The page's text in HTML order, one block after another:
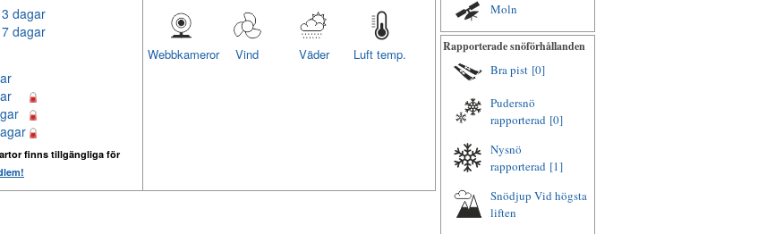
3 dagar
7 dagar
finns tillgängliga för
Luft temp.
Väder
Vind
Webbkameror
Moln
Rapporterade snöförhållanden
Bra pist [0]
Pudersnö
rapporterad [0]
Nysnö
rapporterad [1]
Snödjup Vid högsta
liften